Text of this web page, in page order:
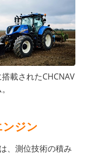
載されたCHCNAV
ンジン
、測位技術の積み